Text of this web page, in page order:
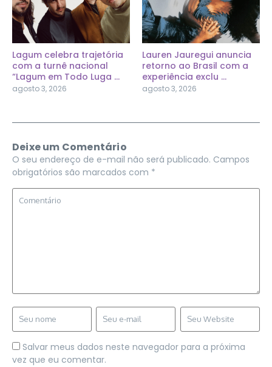
Lagum celebra trajetória
com a turnê nacional
“Lagum em Todo Luga ...
agosto 3, 2026
Lauren Jauregui anuncia
retorno ao Brasil com a
experiência exclu ...
agosto 3, 2026
Deixe um Comentário
O seu endereço de e-mail não será publicado. Campos
obrigatórios são marcados com *
Salvar meus dados neste navegador para a próxima
vez que eu comentar.